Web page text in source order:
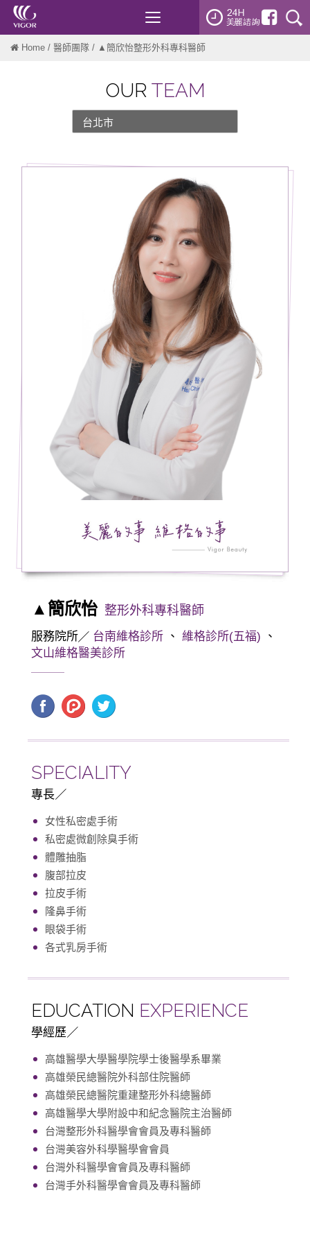
Toggle
navigation
Home / 醫師團隊 / ▲簡欣怡整形外科專科醫師
台北市
OUR TEAM
▲簡欣怡 整形外科專科醫師
服務院所 台南維格診所 、 維格診所(五福) 、
文山維格醫美診所
SPECIALITY
專長
女性私密處手術
私密處微創除臭手術
體雕抽脂
腹部拉皮
拉皮手術
隆鼻手術
眼袋手術
各式乳房手術
EDUCATION EXPERIENCE
學經歷
高雄醫學大學醫學院學士後醫學系畢業
高雄榮民總醫院外科部住院醫師
高雄榮民總醫院重建整形外科總醫師
高雄醫學大學附設中和紀念醫院主治醫師
台灣整形外科醫學會會員及專科醫師
台灣美容外科學醫學會會員
台灣外科醫學會會員及專科醫師
台灣手外科醫學會會員及專科醫師